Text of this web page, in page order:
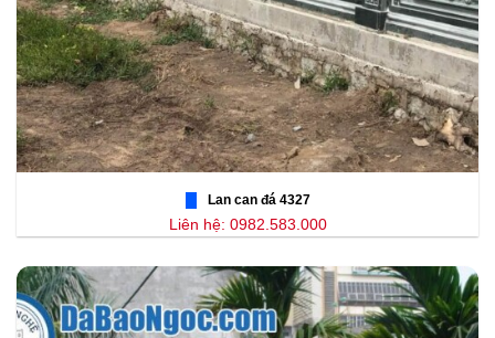
Lan can đá 4327
Liên hệ: 0982.583.000